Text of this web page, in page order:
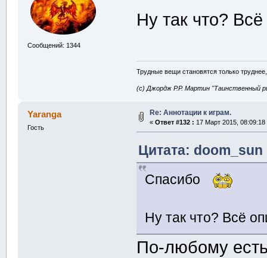
Сообщений: 1344
Ну так что?
Трудные вещи становятся только
(с) Джордж Р.Р. Мартин "Таинственный
Yaranga
Гость
Re: Аннотации к играм.
« Ответ #132 : 17 Март 2015, 08:09:18
Цитата: doom_sun
Спасибо
Ну так что? Всё
По-любому